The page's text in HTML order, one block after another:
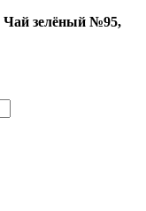
Чай зелёный №95,